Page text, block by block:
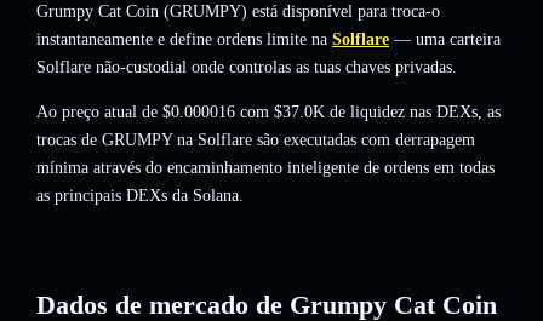
Grumpy Cat Coin (GRUMPY) está disponível para troca-o
instantaneamente e define ordens limite na Solflare — uma carteira
Solflare não-custodial onde controlas as tuas chaves privadas.
Ao preço atual de $0.000016 com $37.0K de liquidez nas DEXs, as
trocas de GRUMPY na Solflare são executadas com derrapagem
mínima através do encaminhamento inteligente de ordens em todas
as principais DEXs da Solana.
Dados de mercado de Grumpy Cat Coin